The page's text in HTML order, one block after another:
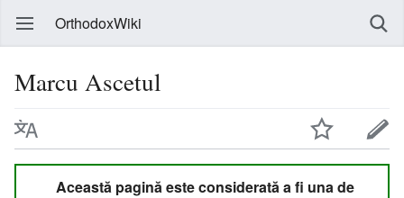
OrthodoxWiki
Marcu Ascetul
Această pagină este considerată a fi una de